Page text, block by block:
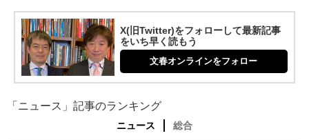
X(旧Twitter)をフォローして最新記事
をいち早く読もう
文春オンラインをフォロー
「ニュース」記事のランキング
ニュース 総合